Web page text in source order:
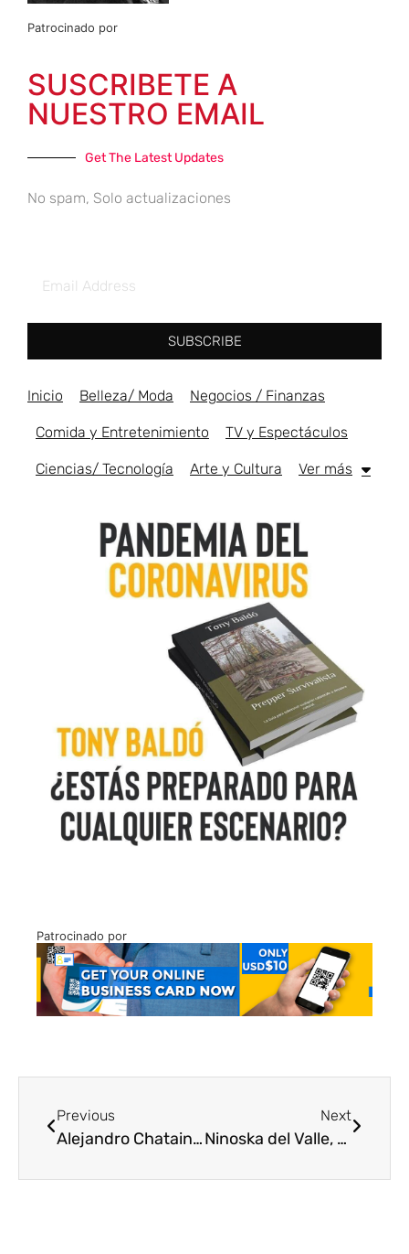
Patrocinado por
SUSCRIBETE A
NUESTRO EMAIL
Get The Latest Updates
No spam, Solo actualizaciones
SUBSCRIBE
Inicio Belleza/ Moda Negocios / Finanzas
Comida y Entretenimiento TV y Espectáculos
Ciencias/ Tecnología Arte y Cultura Ver más
Patrocinado por
Previous
Alejandro Chataing “el gran constructor” cuyo legado sigue vigente
Next
Ninoska del Valle, ejemplo de fe